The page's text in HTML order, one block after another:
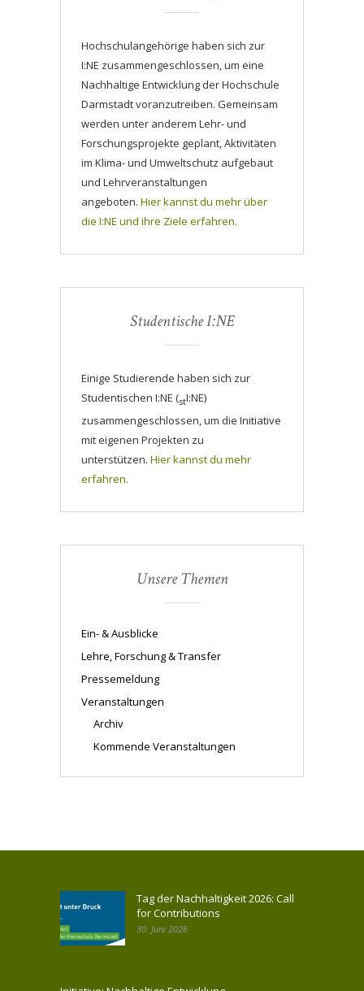
Hochschulangehörige haben sich zur
I:NE zusammengeschlossen, um eine
Nachhaltige Entwicklung der Hochschule
Darmstadt voranzutreiben. Gemeinsam
werden unter anderem Lehr- und
Forschungsprojekte geplant, Aktivitäten
im Klima- und Umweltschutz aufgebaut
und Lehrveranstaltungen
angeboten. Hier kannst du mehr über
die I:NE und ihre Ziele erfahren.
Studentische I:NE
Einige Studierende haben sich zur
Studentischen I:NE (stI:NE)
zusammengeschlossen, um die Initiative
mit eigenen Projekten zu
unterstützen. Hier kannst du mehr
erfahren.
Unsere Themen
Ein- & Ausblicke
Lehre, Forschung & Transfer
Pressemeldung
Veranstaltungen
Archiv
Kommende Veranstaltungen
Tag der Nachhaltigkeit 2026: Call
for Contributions
30. Juni 2026